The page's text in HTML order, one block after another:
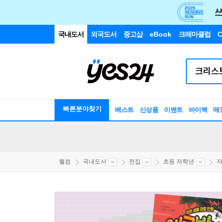
국내도서 외국도서 중고샵 eBook 크레마클럽
빠른분야찾기 베스트 신상품 이벤트 바이백 매
웰컴 국내도서 전집 초등 저학년